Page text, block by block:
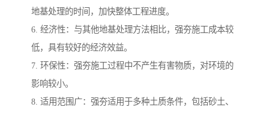
地基处理的时间，加快整体工程进度。
6. 经济性：与其他地基处理方法相比，强夯施工成本较
低，具有较好的经济效益。
7. 环保性：强夯施工过程中不产生有害物质，对环境的
影响较小。
8. 适用范围广：强夯适用于多种土质条件，包括砂土、